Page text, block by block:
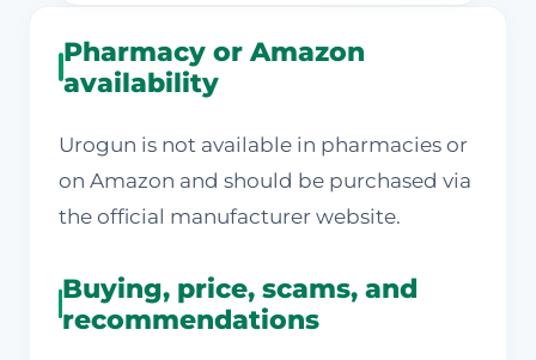
Pharmacy or Amazon
availability
Urogun is not available in pharmacies or
on Amazon and should be purchased via
the official manufacturer website.
Buying, price, scams, and
recommendations